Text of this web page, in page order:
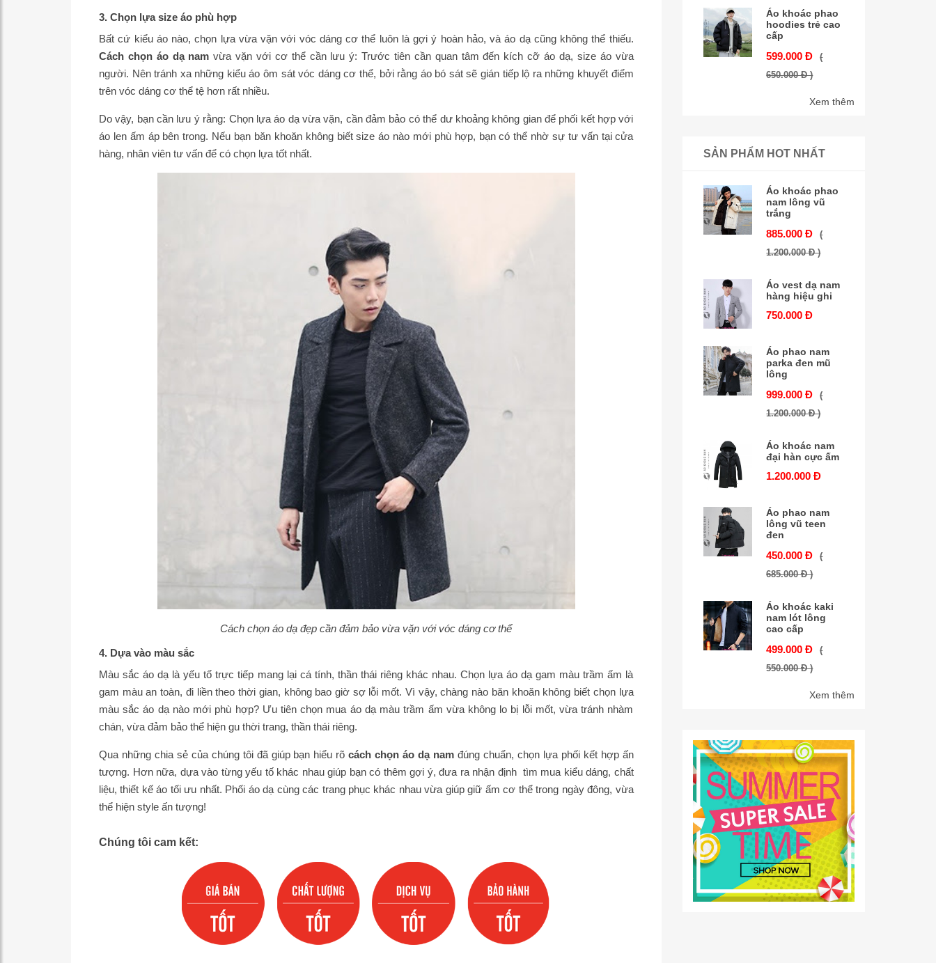
3. Chọn lựa size áo phù hợp
Bất cứ kiểu áo nào, chọn lựa vừa vặn với vóc dáng cơ thể luôn là gợi ý hoàn hảo, và áo dạ cũng không thể thiếu.
Cách chọn áo dạ nam vừa vặn với cơ thể cần lưu ý: Trước tiên cần quan tâm đến kích cỡ áo dạ, size áo vừa
người. Nên tránh xa những kiểu áo ôm sát vóc dáng cơ thể, bởi rằng áo bó sát sẽ gián tiếp lộ ra những khuyết điểm
trên vóc dáng cơ thể tệ hơn rất nhiều.
Do vậy, bạn cần lưu ý rằng: Chọn lựa áo dạ vừa vặn, cần đảm bảo có thể dư khoảng không gian để phối kết hợp với
áo len ấm áp bên trong. Nếu bạn băn khoăn không biết size áo nào mới phù hợp, bạn có thể nhờ sự tư vấn tại cửa
hàng, nhân viên tư vấn để có chọn lựa tốt nhất.
Cách chọn áo dạ đẹp cần đảm bảo vừa vặn với vóc dáng cơ thể
4. Dựa vào màu sắc
Màu sắc áo dạ là yếu tố trực tiếp mang lại cá tính, thần thái riêng khác nhau. Chọn lựa áo dạ gam màu trầm ấm là
gam màu an toàn, đi liền theo thời gian, không bao giờ sợ lỗi mốt. Vì vậy, chàng nào băn khoăn không biết chọn lựa
màu sắc áo dạ nào mới phù hợp? Ưu tiên chọn mua áo dạ màu trầm ấm vừa không lo bị lỗi mốt, vừa tránh nhàm
chán, vừa đảm bảo thể hiện gu thời trang, thần thái riêng.
Qua những chia sẻ của chúng tôi đã giúp bạn hiểu rõcách chọn áo dạ nam đúng chuẩn, chọn lựa phối kết hợp ấn
tượng. Hơn nữa, dựa vào từng yếu tố khác nhau giúp bạn có thêm gợi ý, đưa ra nhận định tìm mua kiểu dáng, chất
liệu, thiết kế áo tối ưu nhất. Phối áo dạ cùng các trang phục khác nhau vừa giúp giữ ấm cơ thể trong ngày đông, vừa
thể hiện style ấn tượng!
Chúng tôi cam kết:
Áo khoác phao
hoodies trẻ cao
cấp
599.000 Đ
(
650.000 Đ )
Xem thêm
SẢN PHẨM HOT NHẤT
Áo khoác phao
nam lông vũ
trắng
885.000 Đ
(
1.200.000 Đ )
Áo vest dạ nam
hàng hiệu ghi
750.000 Đ
Áo phao nam
parka đen mũ
lông
999.000 Đ
(
1.200.000 Đ )
Áo khoác nam
đại hàn cực ấm
1.200.000 Đ
Áo phao nam
lông vũ teen
đen
450.000 Đ
(
685.000 Đ )
Áo khoác kaki
nam lót lông
cao cấp
499.000 Đ
(
550.000 Đ )
Xem thêm